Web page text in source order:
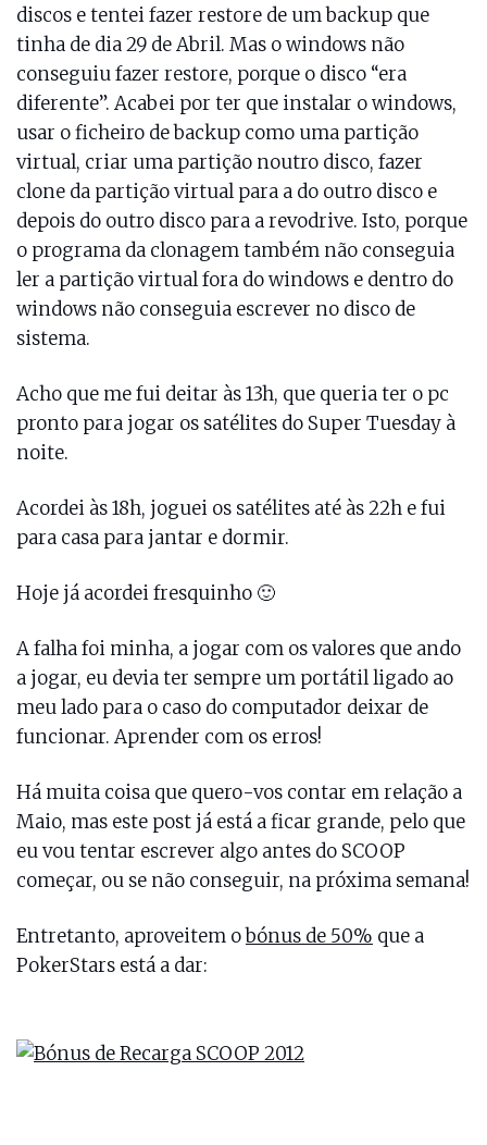
discos e tentei fazer restore de um backup que
tinha de dia 29 de Abril. Mas o windows não
conseguiu fazer restore, porque o disco “era
diferente”. Acabei por ter que instalar o windows,
usar o ficheiro de backup como uma partição
virtual, criar uma partição noutro disco, fazer
clone da partição virtual para a do outro disco e
depois do outro disco para a revodrive. Isto, porque
o programa da clonagem também não conseguia
ler a partição virtual fora do windows e dentro do
windows não conseguia escrever no disco de
sistema.
Acho que me fui deitar às 13h, que queria ter o pc
pronto para jogar os satélites do Super Tuesday à
noite.
Acordei às 18h, joguei os satélites até às 22h e fui
para casa para jantar e dormir.
Hoje já acordei fresquinho 🙂
A falha foi minha, a jogar com os valores que ando
a jogar, eu devia ter sempre um portátil ligado ao
meu lado para o caso do computador deixar de
funcionar. Aprender com os erros!
Há muita coisa que quero-vos contar em relação a
Maio, mas este post já está a ficar grande, pelo que
eu vou tentar escrever algo antes do SCOOP
começar, ou se não conseguir, na próxima semana!
Entretanto, aproveitem obónus de 50% que a
PokerStars está a dar: